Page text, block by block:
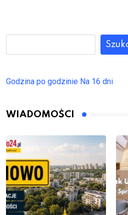
Godzina po godzinie Na 16 dni
WIADOMOŚCI